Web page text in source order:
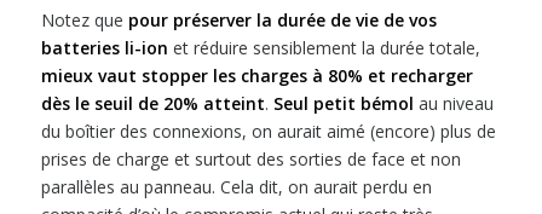
Notez que pour préserver la durée de vie de vos
batteries li-ion et réduire sensiblement la durée totale,
mieux vaut stopper les charges à 80% et recharger
dès le seuil de 20% atteint. Seul petit bémol au niveau
du boîtier des connexions, on aurait aimé (encore) plus de
prises de charge et surtout des sorties de face et non
parallèles au panneau. Cela dit, on aurait perdu en